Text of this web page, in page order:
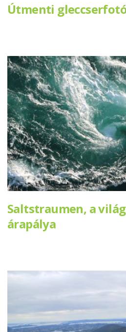
Útmenti
Saltstraumen, a
árapálya